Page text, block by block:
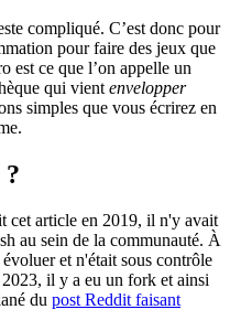
compliqué. C’est donc pour
pour faire des jeux que
est ce que l’on appelle un
qui vient envelopper
simples que vous écrirez en
?
cet article en 2019, il n'y avait
au sein de la communauté. À
et n'était sous contrôle
il y a eu un fork et ainsi
du post Reddit faisant